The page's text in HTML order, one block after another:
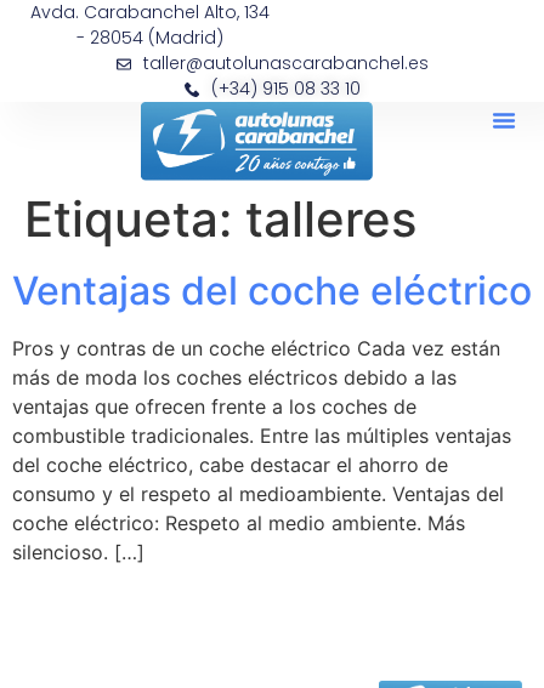
Avda. Carabanchel Alto, 134
- 28054 (Madrid)
taller@autolunascarabanchel.es
(+34) 915 08 33 10
Etiqueta: talleres
Ventajas del coche eléctrico
Pros y contras de un coche eléctrico Cada vez están
más de moda los coches eléctricos debido a las
ventajas que ofrecen frente a los coches de
combustible tradicionales. Entre las múltiples ventajas
del coche eléctrico, cabe destacar el ahorro de
consumo y el respeto al medioambiente. Ventajas del
coche eléctrico: Respeto al medio ambiente. Más
silencioso. […]